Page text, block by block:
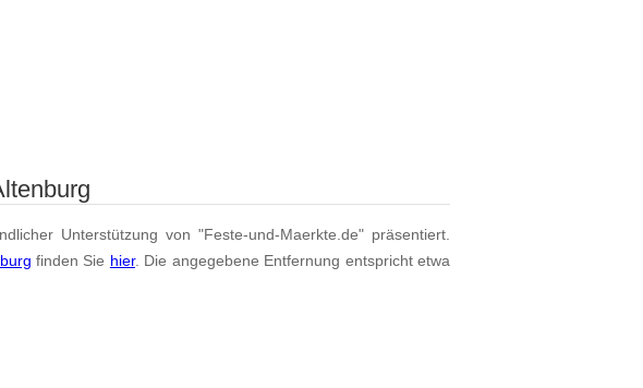
Unterstützung von "Feste-und-Maerkte.de" präsentiert.
finden Sie hier. Die angegebene Entfernung entspricht etwa